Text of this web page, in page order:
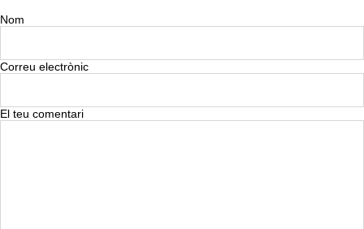
Nom
Correu electrònic
El teu comentari